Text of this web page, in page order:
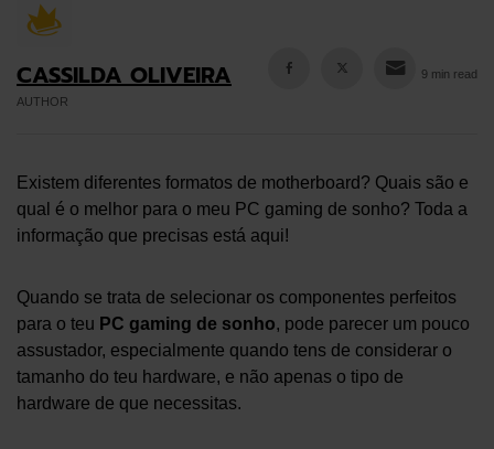
CASSILDA OLIVEIRA
AUTHOR
9 min read
Existem diferentes formatos de motherboard? Quais são e
qual é o melhor para o meu PC gaming de sonho? Toda a
informação que precisas está aqui!
Quando se trata de selecionar os componentes perfeitos
para o teu PC gaming de sonho, pode parecer um pouco
assustador, especialmente quando tens de considerar o
tamanho do teu hardware, e não apenas o tipo de
hardware de que necessitas.